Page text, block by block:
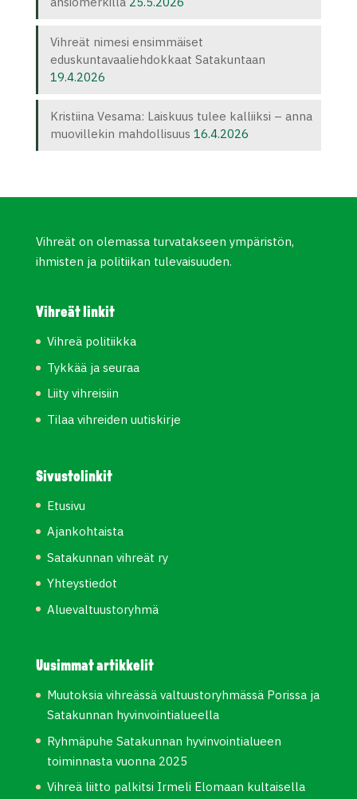
Vihreät nimesi ensimmäiset
eduskuntavaaliehdokkaat Satakuntaan
19.4.2026
Kristiina Vesama: Laiskuus tulee kalliiksi – anna
muovillekin mahdollisuus 16.4.2026
Vihreät on olemassa turvatakseen ympäristön,
ihmisten ja politiikan tulevaisuuden.
Vihreät linkit
Vihreä politiikka
Tykkää ja seuraa
Liity vihreisiin
Tilaa vihreiden uutiskirje
Sivustolinkit
Etusivu
Ajankohtaista
Satakunnan vihreät ry
Yhteystiedot
Aluevaltuustoryhmä
Uusimmat artikkelit
Muutoksia vihreässä valtuustoryhmässä Porissa ja
Satakunnan hyvinvointialueella
Ryhmäpuhe Satakunnan hyvinvointialueen
toiminnasta vuonna 2025
Vihreä liitto palkitsi Irmeli Elomaan kultaisella